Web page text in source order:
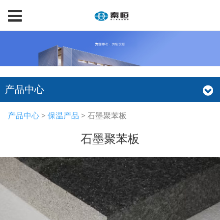
产品中心
石墨聚苯板
产品中心> 保温产品 > 石墨聚苯板
石墨聚苯板